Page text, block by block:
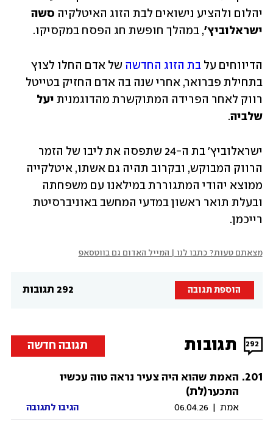
יהלום ולהציע נישואים לבת הזוג האיטלקיה
ישראלוביץ׳, במהלך חופשת חג הפסח במקסיקו.
הדיווחים על בת הזוג החדשה
רווק לאחר הפרידה המתוקשרת מהדוגמנית
שלביה.
רייכמן.
מצאתם טעות? כתבו לנו | המייל האדום גם בווטסאפ
292 תגובות הוספת תגובה
292 תגובות תגובה חדשה
201
. האמת שהוא היה צעיר נראה טוה עכשיו
התכער(לת)
אמת 06.04.26 הגיבו לתגובה